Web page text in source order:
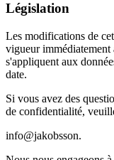
Législation
Les modifications de
vigueur immédiatement
s'appliquent aux
date.
Si vous avez des
de confidentialité,
info@jakobsson.